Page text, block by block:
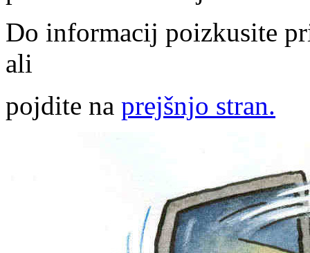
Do informacij poizkusite
ali
pojdite na prejšnjo stran.